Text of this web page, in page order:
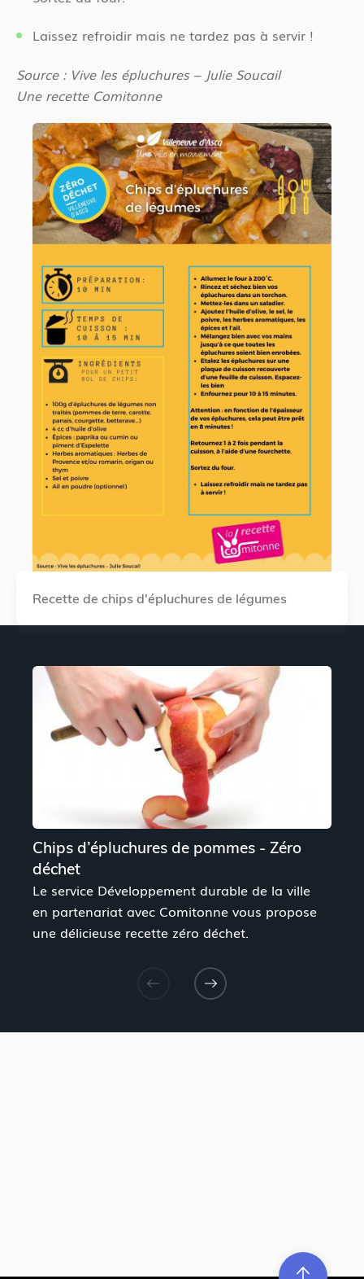
Laissez refroidir mais ne tardez pas à servir !
Source : Vive les épluchures – Julie Soucail
Une recette Comitonne
Recette de chips d'épluchures de légumes
Chips d’épluchures de pommes - Zéro
déchet
Le service Développement durable de la ville
en partenariat avec Comitonne vous propose
une délicieuse recette zéro déchet.
Re
m
on
e
en hau